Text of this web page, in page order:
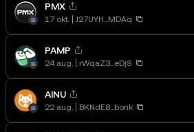
PMX
17 okt. J27UYH...MDAq
PAMP
24 aug. rWqaZ3...eDjS
AINU
22 aug. BKNdE8...bonk